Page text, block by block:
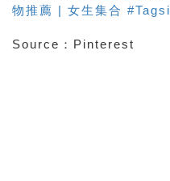
物推薦 | 女生集合
Source：Pinterest